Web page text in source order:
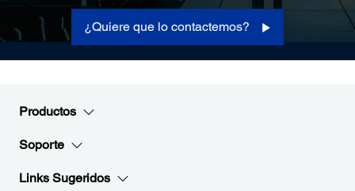
¿Quiere que lo contactemos?
Productos
Soporte
Links Sugeridos